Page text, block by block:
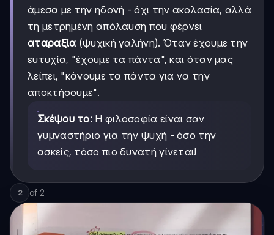
άμεσα με την ηδονή - όχι την ακολασία, αλλά
τη μετρημένη απόλαυση που φέρνει
αταραξία (ψυχική γαλήνη). Όταν έχουμε την
ευτυχία, "έχουμε τα πάντα", και όταν μας
λείπει, "κάνουμε τα πάντα για να την
αποκτήσουμε".
Σκέψου το: Η φιλοσοφία είναι σαν
γυμναστήριο για την ψυχή - όσο την
ασκείς, τόσο πιο δυνατή γίνεται!
2 of 2